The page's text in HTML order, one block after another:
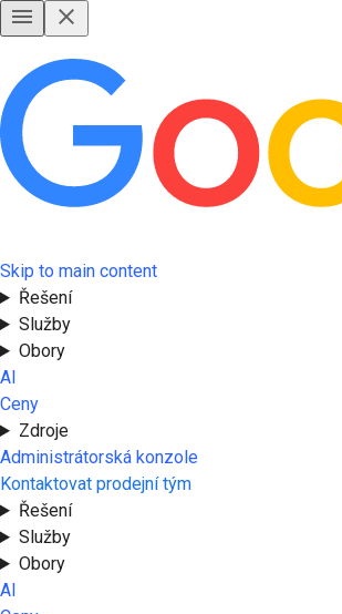
Skip to main content
Řešení
Služby
Obory
AI
Ceny
Zdroje
Administrátorská konzole
Kontaktovat prodejní tým
Řešení
Služby
Obory
AI